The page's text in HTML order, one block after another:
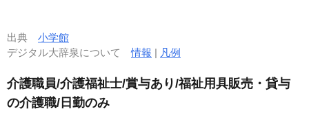
出典 小学館
デジタル大辞泉について情報 | 凡例
介護職員/介護福祉士/賞与あり/福祉用具販売・貸与
の介護職/日勤のみ